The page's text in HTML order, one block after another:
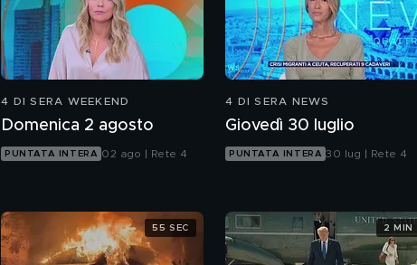
4 DI SERA WEEKEND
Domenica 2 agosto
PUNTATA INTERA 02 ago | Rete 4
4 DI SERA NEWS
Giovedì 30 luglio
PUNTATA INTERA 30 lug | Rete 4
55 SEC 2 MIN